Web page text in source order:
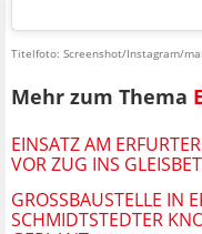
Titelfoto: Screenshot/Instagram/
Mehr zum Thema
EINSATZ AM
VOR ZUG INS
GROSSBAUSTELLE IN
CHMIDTSTEDTER